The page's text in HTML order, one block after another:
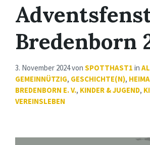
Bredenborn
3. November 2024von SPOTTHAST1 in
GEMEINNÜTZIG, GESCHICHTE(N),
BREDENBORN E. V., KINDER & JUGEND,
VEREINSLEBEN